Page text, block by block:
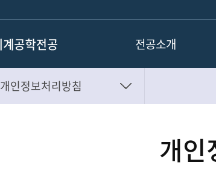
전공소개
전공연혁
교수진
기계공학전공의 모습
졸
개인정보처리방침
개인